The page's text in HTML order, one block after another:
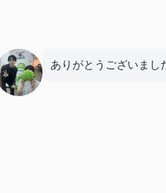
ありがとうございまし